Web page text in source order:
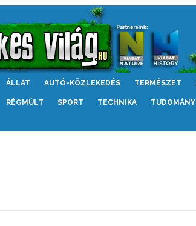
ÁLLAT AUTÓ-KÖZLEKEDÉS TERMÉSZET
RÉGMÚLT SPORT TECHNIKA TUDOMÁNY